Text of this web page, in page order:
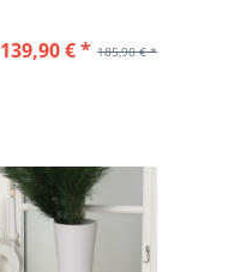
185,90 € *
139,90 € *